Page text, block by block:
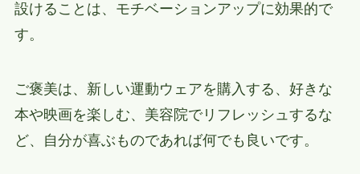
設けることは、モチベーションアップに効果的で
す。
ご褒美は、新しい運動ウェアを購入する、好きな
本や映画を楽しむ、美容院でリフレッシュするな
ど、自分が喜ぶものであれば何でも良いです。